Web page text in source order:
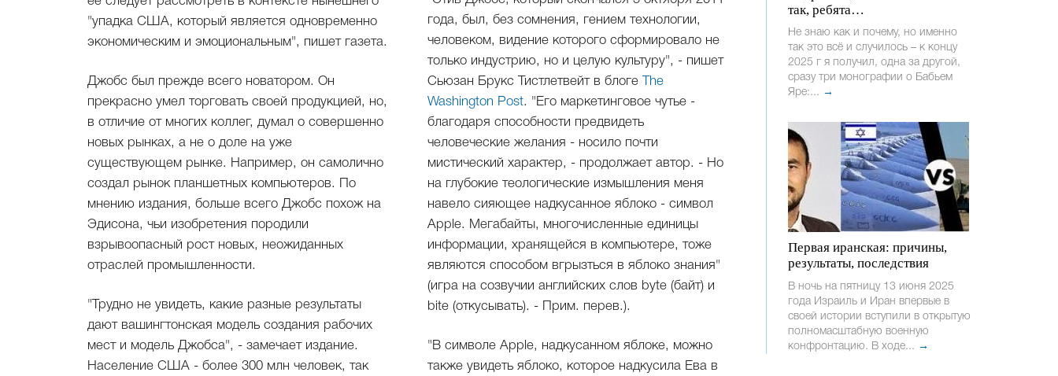
"упадка США, который является одновременно
экономическим и эмоциональным", пишет газета.
Джобс был прежде всего новатором. Он
прекрасно умел торговать своей продукцией, но,
в отличие от многих коллег, думал о совершенно
новых рынках, а не о доле на уже
существующем рынке. Например, он самолично
создал рынок планшетных компьютеров. По
мнению издания, больше всего Джобс похож на
Эдисона, чьи изобретения породили
взрывоопасный рост новых, неожиданных
отраслей промышленности.
"Трудно не увидеть, какие разные результаты
дают вашингтонская модель создания рабочих
мест и модель Джобса", - замечает издание.
Население США - более 300 млн человек, так
года, был, без сомнения, гением технологии,
человеком, видение которого сформировало не
только индустрию, но и целую культуру", - пишет
Сьюзан Брукс Тистлетвейт в блоге
The
Washington Post. "Его маркетинговое чутье -
благодаря способности предвидеть
человеческие желания - носило почти
мистический характер, - продолжает автор. - Но
на глубокие теологические измышления меня
навело сияющее надкусанное яблоко - символ
Apple. Мегабайты, многочисленные единицы
информации, хранящейся в компьютере, тоже
являются способом вгрызться в яблоко знания"
(игра на созвучии английских слов byte (байт) и
bite (откусывать). - Прим. перев.).
"В символе Apple, надкусанном яблоке, можно
также увидеть яблоко, которое надкусила Ева в
так, ребята…
Не знаю как и почему, но именно
так это всё и случилось – к концу
2025 г я получил, одна за другой,
сразу три монографии о Бабьем
Яре:... →
Первая иранская: причины,
результаты, последствия
В ночь на пятницу 13 июня 2025
года Израиль и Иран впервые в
своей истории вступили в открытую
полномасштабную военную
конфронтацию. В ходе... →